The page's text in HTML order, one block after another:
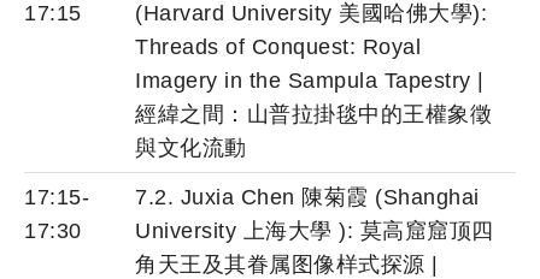
17:15
(Harvard University 美國哈佛大學):
Threads of Conquest: Royal
Imagery in the Sampula Tapestry |
經緯之間：山普拉掛毯中的王權象徵
與文化流動
17:15-
17:30
7.2. Juxia Chen 陳菊霞 (Shanghai
University 上海大學 ): 莫高窟窟顶四
角天王及其眷属图像样式探源 |